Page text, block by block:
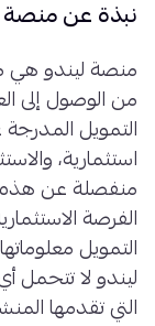
نبذة عن منصة
منصة ليندو هي
من الوصول إلى
التمويل
استثمارية،
منفصلة عن هذه
الفرصة
التمويل
ليندو لا تتحمل
التي تقدمها